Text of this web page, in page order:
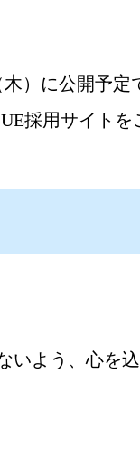
）に公開予定
採用サイトを
いよう、心を